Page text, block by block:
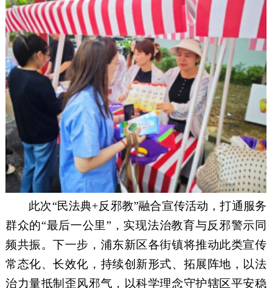
此次“民法典+反邪教”融合宣传活动，打通服务
群众的“最后一公里”，实现法治教育与反邪警示同
频共振。下一步，浦东新区各街镇将推动此类宣传
常态化、长效化，持续创新形式、拓展阵地，以法
治力量抵制歪风邪气，以科学理念守护辖区平安稳